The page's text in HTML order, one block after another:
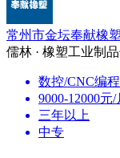
常州市金坛奉献橡
儒林 · 橡塑工业制
数控/CNC编
9000-12000元/
三年以上
中专